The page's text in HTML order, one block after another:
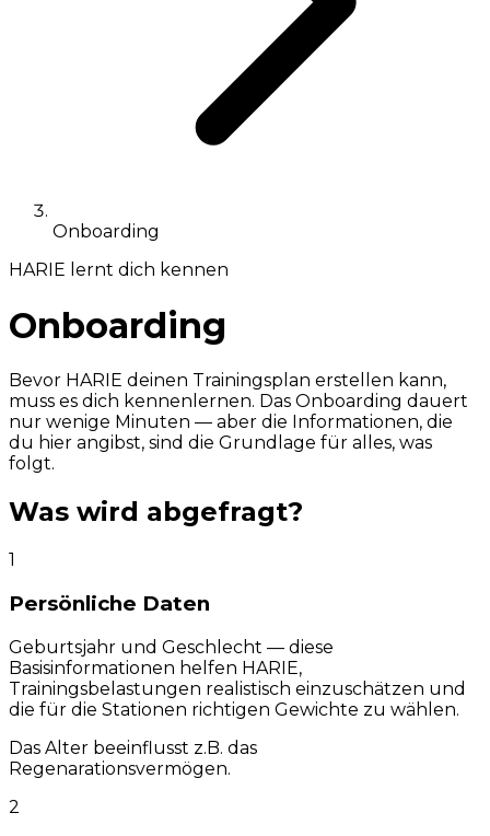
Onboarding
HARIE lernt dich kennen
Onboarding
Bevor HARIE deinen Trainingsplan erstellen kann,
muss es dich kennenlernen. Das Onboarding dauert
nur wenige Minuten — aber die Informationen, die
du hier angibst, sind die Grundlage für alles, was
folgt.
Was wird abgefragt?
1
Persönliche Daten
Geburtsjahr und Geschlecht — diese
Basisinformationen helfen HARIE,
Trainingsbelastungen realistisch einzuschätzen und
die für die Stationen richtigen Gewichte zu wählen.
Das Alter beeinflusst z.B. das
Regenarationsvermögen.
2